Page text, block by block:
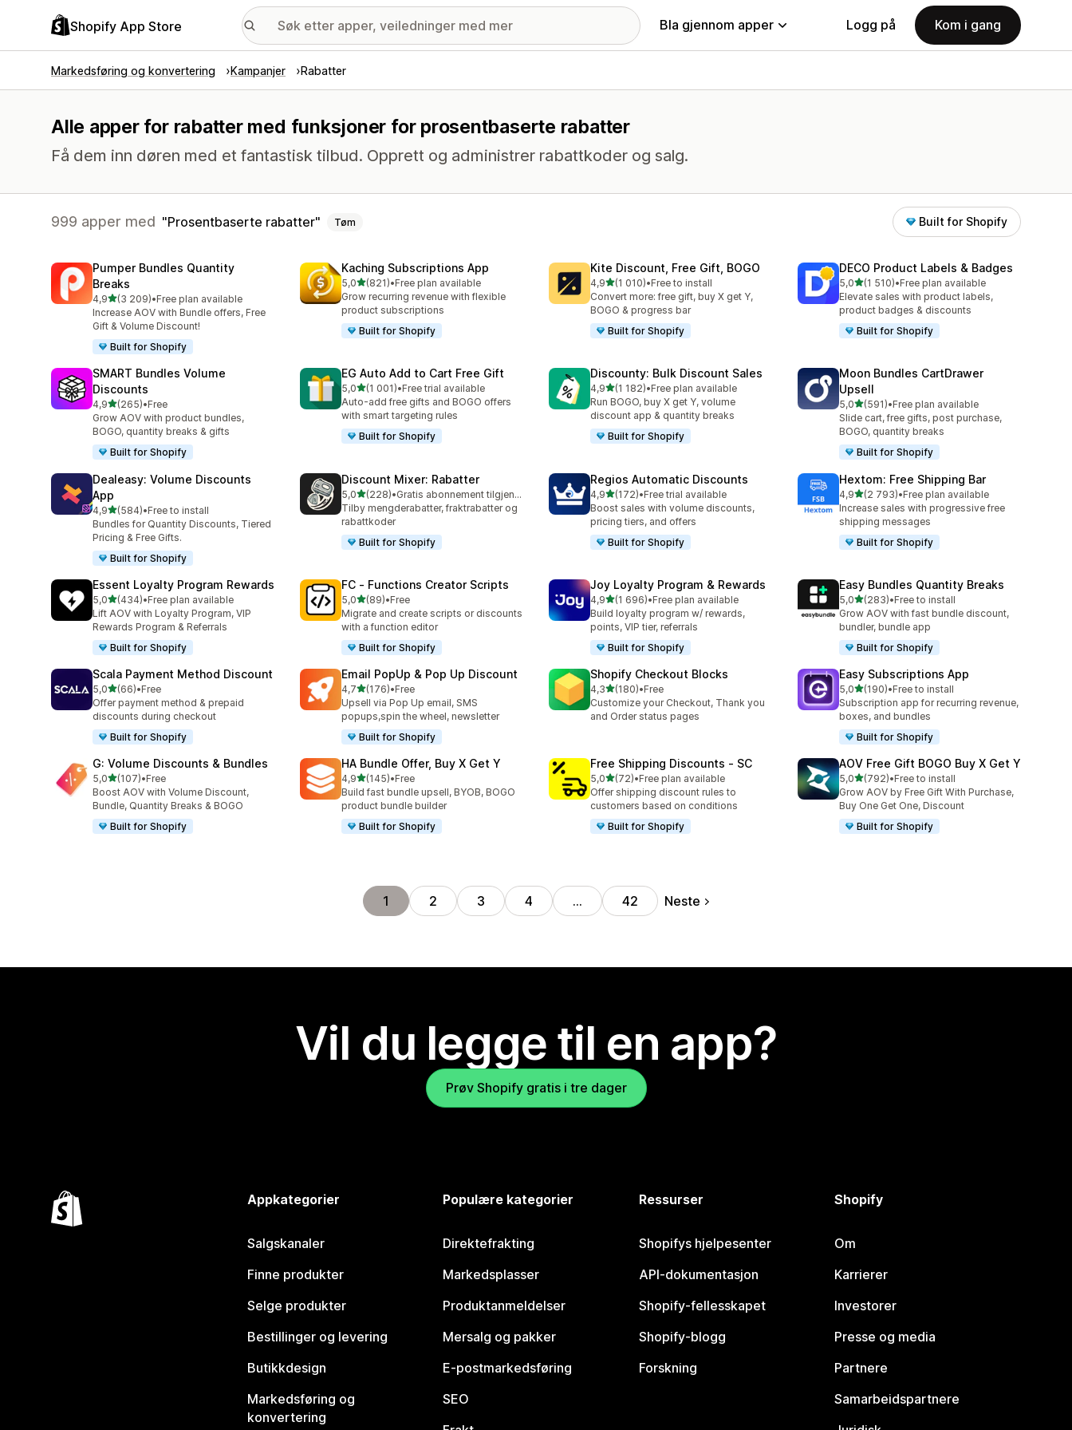
Shopify App Store Bla gjennom apper Logg på Kom i gang
Markedsføring og konvertering Kampanjer Rabatter
Alle apper for rabatter med funksjoner for prosentbaserte rabatter
Få dem inn døren med et fantastisk tilbud. Opprett og administrer rabattkoder og salg.
999 apper med Prosentbaserte rabatter Tøm Built for Shopify
Pumper Bundles Quantity
Breaks
4,9av 5 stjerner
(3 209)
Totalt 3209 omtaler
•Free plan available
Increase AOV with Bundle offers, Free
Gift & Volume Discount!
Built for Shopify
Kaching Subscriptions App
5,0av 5 stjerner
(821)
Totalt 821 omtaler
•Free plan available
Grow recurring revenue with flexible
product subscriptions
Built for Shopify
Kite Discount, Free Gift, BOGO
4,9av 5 stjerner
(1 010)
Totalt 1010 omtaler
•Free to install
Convert more: free gift, buy X get Y,
BOGO & progress bar
Built for Shopify
DECO Product Labels & Badges
5,0av 5 stjerner
(1 510)
Totalt 1510 omtaler
•Free plan available
Elevate sales with product labels,
product badges & discounts
Built for Shopify
SMART Bundles Volume
Discounts
4,9av 5 stjerner
(265)
Totalt 265 omtaler
•Free
Grow AOV with product bundles,
BOGO, quantity breaks & gifts
Built for Shopify
EG Auto Add to Cart Free Gift
5,0av 5 stjerner
(1 001)
Totalt 1001 omtaler
•Free trial available
Auto-add free gifts and BOGO offers
with smart targeting rules
Built for Shopify
Discounty: Bulk Discount Sales
4,9av 5 stjerner
(1 182)
Totalt 1182 omtaler
•Free plan available
Run BOGO, buy X get Y, volume
discount app & quantity breaks
Built for Shopify
Moon Bundles CartDrawer
Upsell
5,0av 5 stjerner
(591)
Totalt 591 omtaler
•Free plan available
Slide cart, free gifts, post purchase,
BOGO, quantity breaks
Built for Shopify
Dealeasy: Volume Discounts
App
4,9av 5 stjerner
(584)
Totalt 584 omtaler
•Free to install
Bundles for Quantity Discounts, Tiered
Pricing & Free Gifts.
Built for Shopify
Discount Mixer: Rabatter
5,0av 5 stjerner
(228)
Totalt 228 omtaler
•
Gratis abonnement tilgjengelig
Tilby mengderabatter, fraktrabatter og
rabattkoder
Built for Shopify
Regios Automatic Discounts
4,9av 5 stjerner
(172)
Totalt 172 omtaler
•Free trial available
Boost sales with volume discounts,
pricing tiers, and offers
Built for Shopify
Hextom: Free Shipping Bar
4,9av 5 stjerner
(2 793)
Totalt 2793 omtaler
•Free plan available
Increase sales with progressive free
shipping messages
Built for Shopify
Essent Loyalty Program Rewards
5,0av 5 stjerner
(434)
Totalt 434 omtaler
•Free plan available
Lift AOV with Loyalty Program, VIP
Rewards Program & Referrals
Built for Shopify
FC ‑ Functions Creator Scripts
5,0av 5 stjerner
(89)
Totalt 89 omtaler
•Free
Migrate and create scripts or discounts
with a function editor
Built for Shopify
Joy Loyalty Program & Rewards
4,9av 5 stjerner
(1 696)
Totalt 1696 omtaler
•Free plan available
Build loyalty program w/ rewards,
points, VIP tier, referrals
Built for Shopify
Easy Bundles Quantity Breaks
5,0av 5 stjerner
(283)
Totalt 283 omtaler
•Free to install
Grow AOV with fast bundle discount,
bundler, bundle app
Built for Shopify
Scala Payment Method Discount
5,0av 5 stjerner
(66)
Totalt 66 omtaler
•Free
Offer payment method & prepaid
discounts during checkout
Built for Shopify
Email PopUp & Pop Up Discount
4,7av 5 stjerner
(176)
Totalt 176 omtaler
•Free
Upsell via Pop Up email, SMS
popups,spin the wheel, newsletter
Built for Shopify
Shopify Checkout Blocks
4,3av 5 stjerner
(180)
Totalt 180 omtaler
•Free
Customize your Checkout, Thank you
and Order status pages
Easy Subscriptions App
5,0av 5 stjerner
(190)
Totalt 190 omtaler
•Free to install
Subscription app for recurring revenue,
boxes, and bundles
Built for Shopify
G: Volume Discounts & Bundles
5,0av 5 stjerner
(107)
Totalt 107 omtaler
•Free
Boost AOV with Volume Discount,
Bundle, Quantity Breaks & BOGO
Built for Shopify
HA Bundle Offer, Buy X Get Y
4,9av 5 stjerner
(145)
Totalt 145 omtaler
•Free
Build fast bundle upsell, BYOB, BOGO
product bundle builder
Built for Shopify
Free Shipping Discounts ‑ SC
5,0av 5 stjerner
(72)
Totalt 72 omtaler
•Free plan available
Offer shipping discount rules to
customers based on conditions
Built for Shopify
AOV Free Gift BOGO Buy X Get Y
5,0av 5 stjerner
(792)
Totalt 792 omtaler
•Free to install
Grow AOV by Free Gift With Purchase,
Buy One Get One, Discount
Built for Shopify
1 2 3 4 … 42 Neste
Vil du legge til en app?
Prøv Shopify gratis i tre dager
Appkategorier
Salgskanaler
Finne produkter
Selge produkter
Bestillinger og levering
Butikkdesign
Markedsføring og
konvertering
Populære kategorier
Direktefrakting
Markedsplasser
Produktanmeldelser
Mersalg og pakker
E-postmarkedsføring
SEO
Ressurser
Shopifys hjelpesenter
API-dokumentasjon
Shopify-fellesskapet
Shopify-blogg
Forskning
Shopify
Om
Karrierer
Investorer
Presse og media
Partnere
Samarbeidspartnere